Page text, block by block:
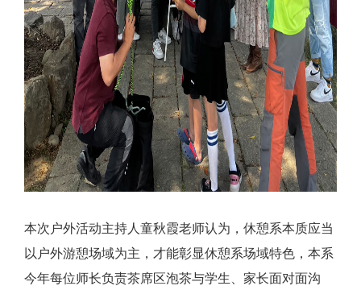
本次户外活动主持人童秋霞老师认为，休憩系本质应当
以户外游憩场域为主，才能彰显休憩系场域特色，本系
今年每位师长负责茶席区泡茶与学生、家长面对面沟